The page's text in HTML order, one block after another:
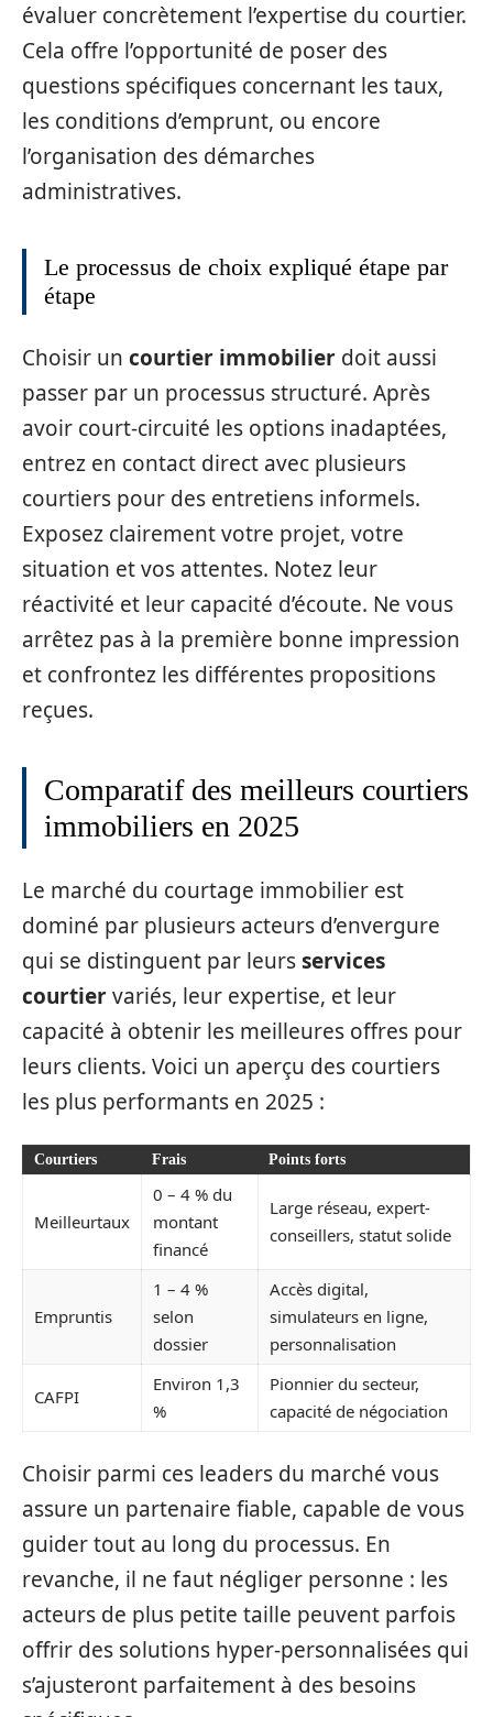
évaluer concrètement l’expertise du courtier.
Cela offre l’opportunité de poser des
questions spécifiques concernant les taux,
les conditions d’emprunt, ou encore
l’organisation des démarches
administratives.
Le processus de choix expliqué étape par
étape
Choisir un courtier immobilier doit aussi
passer par un processus structuré. Après
avoir court-circuité les options inadaptées,
entrez en contact direct avec plusieurs
courtiers pour des entretiens informels.
Exposez clairement votre projet, votre
situation et vos attentes. Notez leur
réactivité et leur capacité d’écoute. Ne vous
arrêtez pas à la première bonne impression
et confrontez les différentes propositions
reçues.
Comparatif des meilleurs courtiers
immobiliers en 2025
Le marché du courtage immobilier est
dominé par plusieurs acteurs d’envergure
qui se distinguent par leursservices
courtiervariés, leur expertise, et leur
capacité à obtenir les meilleures offres pour
leurs clients. Voici un aperçu des courtiers
les plus performants en 2025 :
Courtiers Frais Points forts
Meilleurtaux
0 – 4 % du
montant
financé
Large réseau, expert-
conseillers, statut solide
Empruntis
1 – 4 %
selon
dossier
Accès digital,
simulateurs en ligne,
personnalisation
CAFPI
Environ 1,3
%
Pionnier du secteur,
capacité de négociation
Choisir parmi ces leaders du marché vous
assure un partenaire fiable, capable de vous
guider tout au long du processus. En
revanche, il ne faut négliger personne : les
acteurs de plus petite taille peuvent parfois
offrir des solutions hyper-personnalisées qui
s’ajusteront parfaitement à des besoins